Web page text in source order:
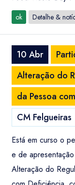
ok Detalhe &
10 Abr
Alteração do
da Pessoa
CM Felgueiras
Está em curso o
e de
Alteração do